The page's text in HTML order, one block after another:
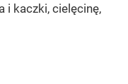
i kaczki, cielęcinę,